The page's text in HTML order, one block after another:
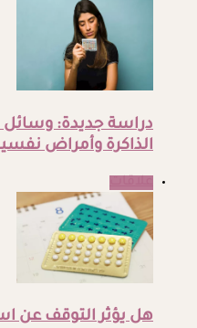
دراسة جديدة:
الذاكرة وأمراض
هل يؤثر التوقف عن